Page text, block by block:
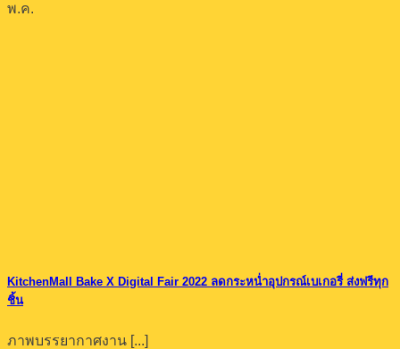
พ.ค.
KitchenMall Bake X Digital Fair 2022 ลดกระหน่ำอุปกรณ์เบเกอรี่ ส่งฟรีทุก
ชิ้น
ภาพบรรยากาศงาน [...]